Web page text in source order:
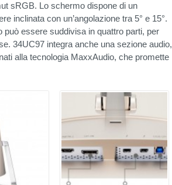
sRGB. Lo schermo dispone di un
inclinata con un’angolazione tra 5° e 15°.
può essere suddivisa in quattro parti, per
34UC97 integra anche una sezione audio,
alla tecnologia MaxxAudio, che promette